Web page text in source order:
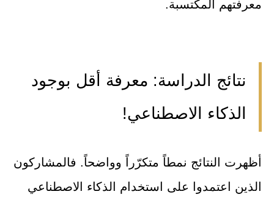
معرفتهم المكتسبة.
نتائج الدراسة: معرفة أقل بوجود
الذكاء الاصطناعي!
أظهرت النتائج نمطاً متكرّراً وواضحاً. فالمشاركون
الذين اعتمدوا على استخدام الذكاء الاصطناعي